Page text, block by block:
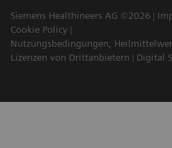
Siemens Healthineers AG ©2026
Cookie Policy
Nutzungsbedingungen,
Lizenzen von Drittanbietern
Digital